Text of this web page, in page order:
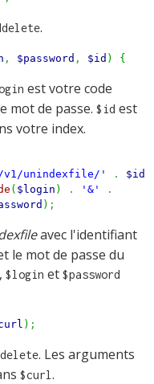
.
, $password , $id ) {
est votre code
mot de passe. $id est
votre index.
unindexfile/'
.
$id
( $login ) . '&'
.
) ;
avec l'identifiant
le mot de passe du
, $login et $password
) ;
. Les arguments
$curl .